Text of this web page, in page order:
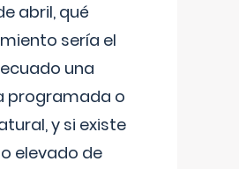
abril, qué
sería el
una
programada o
y si existe
elevado de